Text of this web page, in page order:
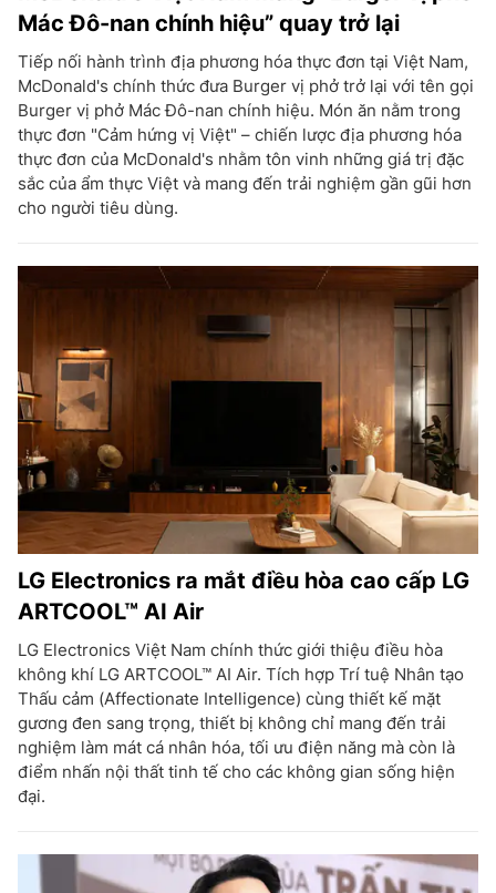
Mác Đô-nan chính hiệu” quay trở lại
Tiếp nối hành trình địa phương hóa thực đơn tại Việt Nam,
McDonald's chính thức đưa Burger vị phở trở lại với tên gọi
Burger vị phở Mác Đô-nan chính hiệu. Món ăn nằm trong
thực đơn "Cảm hứng vị Việt" – chiến lược địa phương hóa
thực đơn của McDonald's nhằm tôn vinh những giá trị đặc
sắc của ẩm thực Việt và mang đến trải nghiệm gần gũi hơn
cho người tiêu dùng.
LG Electronics ra mắt điều hòa cao cấp LG
ARTCOOL™ AI Air
LG Electronics Việt Nam chính thức giới thiệu điều hòa
không khí LG ARTCOOL™ AI Air. Tích hợp Trí tuệ Nhân tạo
Thấu cảm (Affectionate Intelligence) cùng thiết kế mặt
gương đen sang trọng, thiết bị không chỉ mang đến trải
nghiệm làm mát cá nhân hóa, tối ưu điện năng mà còn là
điểm nhấn nội thất tinh tế cho các không gian sống hiện
đại.